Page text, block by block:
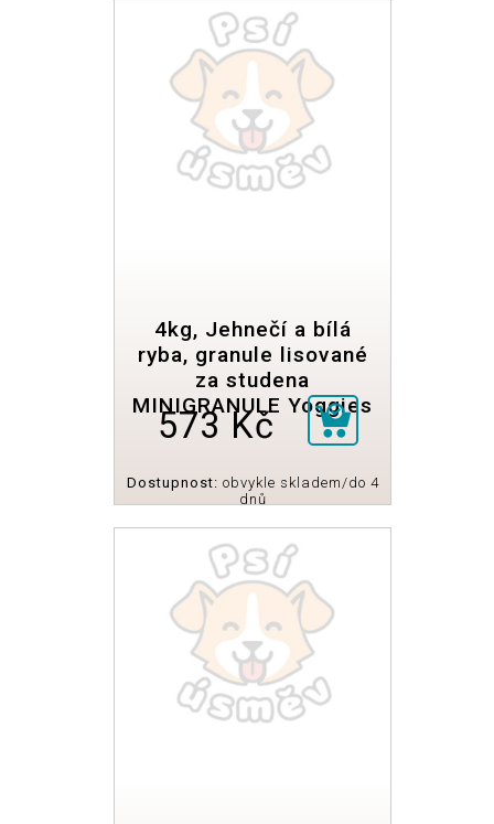
4kg, Jehnečí a bílá
ryba, granule lisované
za studena
MINIGRANULE Yoggies
573 Kč
Dostupnost: obvykle skladem/do 4
dnů